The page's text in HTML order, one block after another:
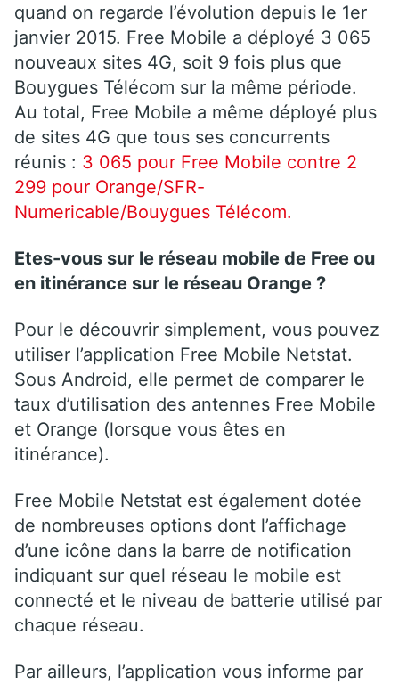
quand on regarde l’évolution depuis le 1er
janvier 2015. Free Mobile a déployé 3 065
nouveaux sites 4G, soit 9 fois plus que
Bouygues Télécom sur la même période.
Au total, Free Mobile a même déployé plus
de sites 4G que tous ses concurrents
réunis : 3 065 pour Free Mobile contre 2
299 pour Orange/SFR-
Numericable/Bouygues Télécom.
Etes-vous sur le réseau mobile de Free ou
en itinérance sur le réseau Orange ?
Pour le découvrir simplement, vous pouvez
utiliser l’application Free Mobile Netstat.
Sous Android, elle permet de comparer le
taux d’utilisation des antennes Free Mobile
et Orange (lorsque vous êtes en
itinérance).
Free Mobile Netstat est également dotée
de nombreuses options dont l’affichage
d’une icône dans la barre de notification
indiquant sur quel réseau le mobile est
connecté et le niveau de batterie utilisé par
chaque réseau.
Par ailleurs, l’application vous informe par